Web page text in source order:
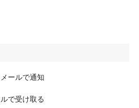
ールで通知
で受け取る